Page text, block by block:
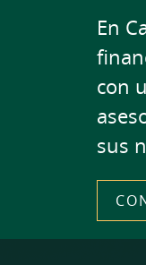
En
con
sus